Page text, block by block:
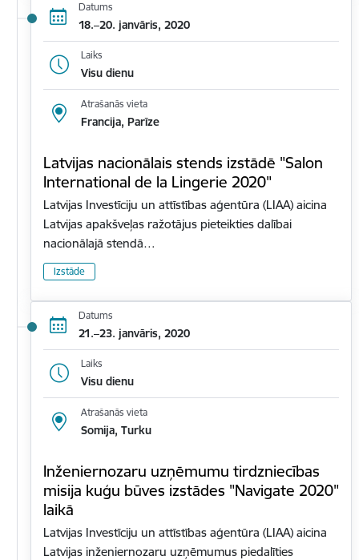
Datums
18.–20. janvāris, 2020
Laiks
Visu dienu
Atrašanās vieta
Francija, Parīze
Latvijas nacionālais stends izstādē "Salon
International de la Lingerie 2020"
Latvijas Investīciju un attīstības aģentūra (LIAA) aicina
Latvijas apakšveļas ražotājus pieteikties dalībai
nacionālajā stendā…
Izstāde
Datums
21.–23. janvāris, 2020
Laiks
Visu dienu
Atrašanās vieta
Somija, Turku
Inženiernozaru uzņēmumu tirdzniecības
misija kuģu būves izstādes "Navigate 2020"
laikā
Latvijas Investīciju un attīstības aģentūra (LIAA) aicina
Latvijas inženiernozaru uzņēmumus piedalīties